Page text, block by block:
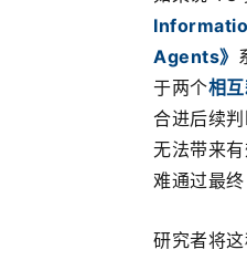
Agents》
于两个相
合进后续
无法带来
难通过最
研究者将这